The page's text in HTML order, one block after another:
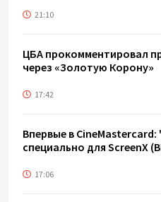
21:10
ЦБА прокомментировал
через «Золотую Корону»
17:42
Впервые в
специально для ScreenX
17:06